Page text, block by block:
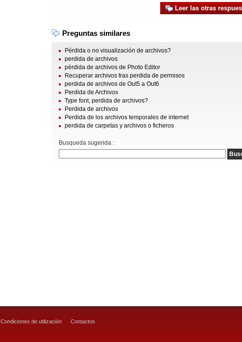
Leer las otras
Preguntas similares
Pérdida o no visualización de archivos?
perdida de archivos
pérdida de archivos de Photo Editor
Recuperar archivos tras perdida de permisos
perdida de archivos de Out5 a Out6
Perdida de Archivos
Type font, perdida de archivos?
Perdida de archivos
Perdida de los archivos temporales de internet
perdida de carpetas y archivos o ficheros
Busqueda sugerida :
Condiciones de utilización Contactos